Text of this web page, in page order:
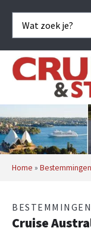
Home » Bestemmingen
BESTEMMINGEN
Cruise